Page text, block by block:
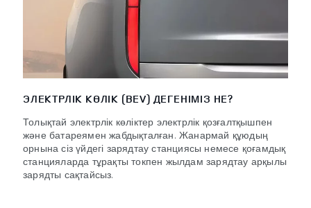
ЭЛЕКТРЛІК КӨЛІК (BEV) ДЕГЕНІМІЗ НЕ?
Толықтай электрлік көліктер электрлік қозғалтқышпен
және батареямен жабдықталған. Жанармай құюдың
орнына сіз үйдегі зарядтау станциясы немесе қоғамдық
станцияларда тұрақты токпен жылдам зарядтау арқылы
зарядты сақтайсыз.